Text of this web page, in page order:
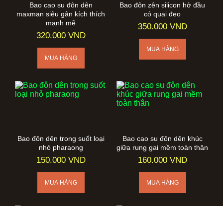
Bao cao su đôn dên
maxman siêu gân kích thích
mạnh mẽ
320.000 VND
Bao đôn zên silicon hở đầu
có quai đeo
350.000 VND
Bao đôn dên trong suốt loại
nhỏ pharaong
150.000 VND
Bao cao su đôn dên khúc
giữa rung gai mềm toàn thân
160.000 VND